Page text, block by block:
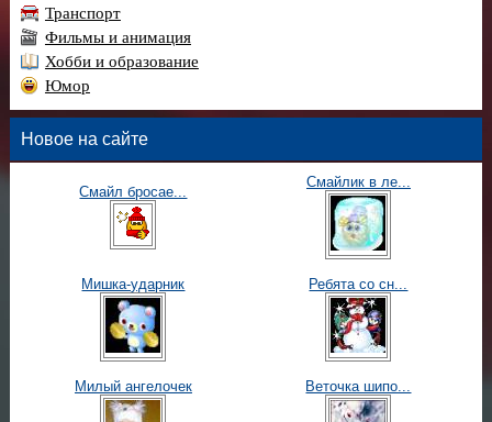
Транспорт
Фильмы и анимация
Хобби и образование
Юмор
Новое на сайте
Смайл бросае...
Смайлик в ле...
Мишка-ударник Ребята со сн...
Милый ангелочек Веточка шипо...